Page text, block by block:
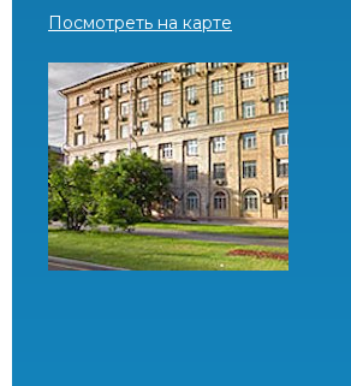
Посмотреть на карте